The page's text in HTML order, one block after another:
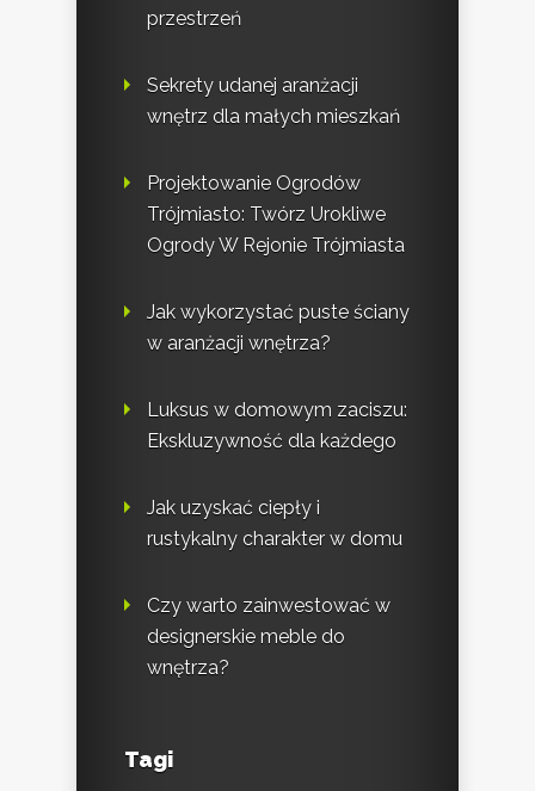
przestrzeń
Sekrety udanej aranżacji
wnętrz dla małych mieszkań
Projektowanie Ogrodów
Trójmiasto: Twórz Urokliwe
Ogrody W Rejonie Trójmiasta
Jak wykorzystać puste ściany
w aranżacji wnętrza?
Luksus w domowym zaciszu:
Ekskluzywność dla każdego
Jak uzyskać ciepły i
rustykalny charakter w domu
Czy warto zainwestować w
designerskie meble do
wnętrza?
Tagi